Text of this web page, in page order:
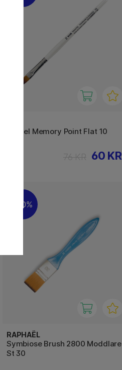
Pensel Memory Point Flat 10
60 KR
30%
RAPHAËL
Symbiose Brush 2800 Moddlare
St 30